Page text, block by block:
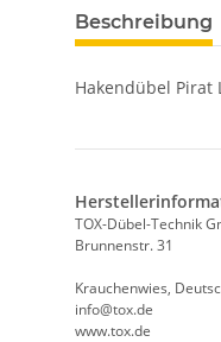
Beschreibung
Hakendübel Pirat
TOX-Dübel-Technik
Brunnenstr. 31
Krauchenwies,
info@tox.de
www.tox.de